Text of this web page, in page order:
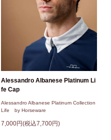
Alessandro Albanese Platinum Li
fe Cap
Alessandro Albanese Platinum Collection
Life by Horseware
7,000円(税込7,700円)